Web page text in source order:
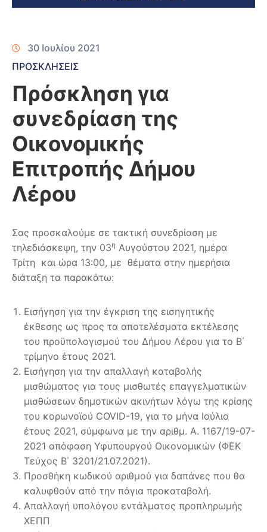
30 Ιουλίου 2021
ΠΡΟΣΚΛΗΣΕΙΣ
Πρόσκληση για
συνεδρίαση της
Οικονομικής
Επιτροπής Δήμου
Λέρου
Σας προσκαλούμε σε τακτική συνεδρίαση με
τηλεδιάσκεψη, την 03η Αυγούστου 2021, ημέρα
Τρίτη και ώρα 13:00, με θέματα στην ημερήσια
διάταξη τα παρακάτω:
Εισήγηση για την έγκριση της εισηγητικής
έκθεσης ως προς τα αποτελέσματα εκτέλεσης
του προϋπολογισμού του Δήμου Λέρου για το Β΄
τρίμηνο έτους 2021.
Εισήγηση για την απαλλαγή καταβολής
μισθώματος για τους μισθωτές επαγγελματικών
μισθώσεων δημοτικών ακινήτων λόγω της κρίσης
του κορωνοϊού COVID-19, για το μήνα Ιούλιο
έτους 2021, σύμφωνα με την αριθμ. Α. 1167/19-07-
2021 απόφαση Υφυπουργού Οικονομικών (ΦΕΚ
Τεύχος Β΄ 3201/21.07.2021).
Προσθήκη κωδικού αριθμού για δαπάνες που θα
καλυφθούν από την πάγια προκαταβολή.
Απαλλαγή υπολόγου εντάλματος προπληρωμής
ΧΕΠΠ